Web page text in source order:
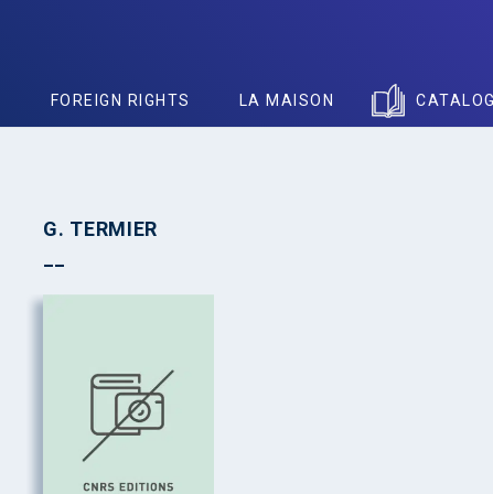
FOREIGN RIGHTS LA MAISON
G. TERMIER